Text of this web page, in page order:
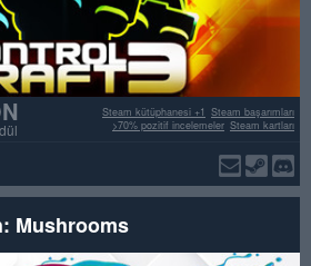
Steam başarımları
Steam kütüphanesi +1
Steam kartları
>70% pozitif incelemeler
Mushrooms